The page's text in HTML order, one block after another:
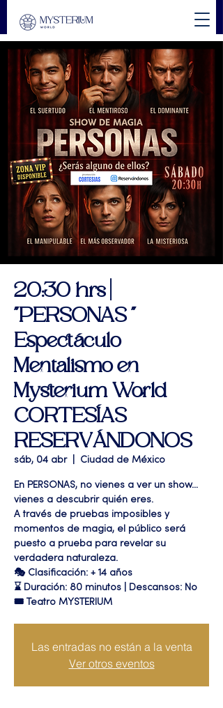
20:30 hrs |
"PERSONAS "
Espectáculo
Mentalismo en
Mysterium World
CORTESÍAS
RESERVÁNDONOS
sáb, 04 abr
  |
Ciudad de México
En PERSONAS, no vienes a ver un show…
vienes a descubrir quién eres.
A través de pruebas imposibles y
momentos de magia, el público será
puesto a prueba para revelar su
verdadera naturaleza.
🎭 Clasificación: + 14 años
⌛ Duración: 80 minutos | Descansos: No
🎟 Teatro MYSTERIUM
Las entradas no están a la venta
Ver otros eventos